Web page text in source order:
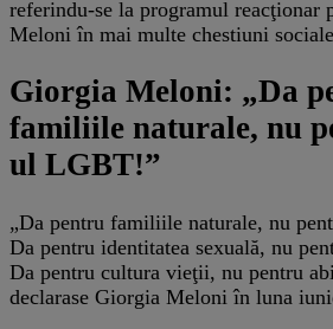
referindu-se la programul reacţionar
Meloni în mai multe chestiuni
Giorgia Meloni: „Da
familiile naturale, nu
ul LGBT!”
„Da pentru familiile naturale, nu
Da pentru identitatea sexuală, nu
Da pentru cultura vieţii, nu pentru
declarase Giorgia Meloni în luna